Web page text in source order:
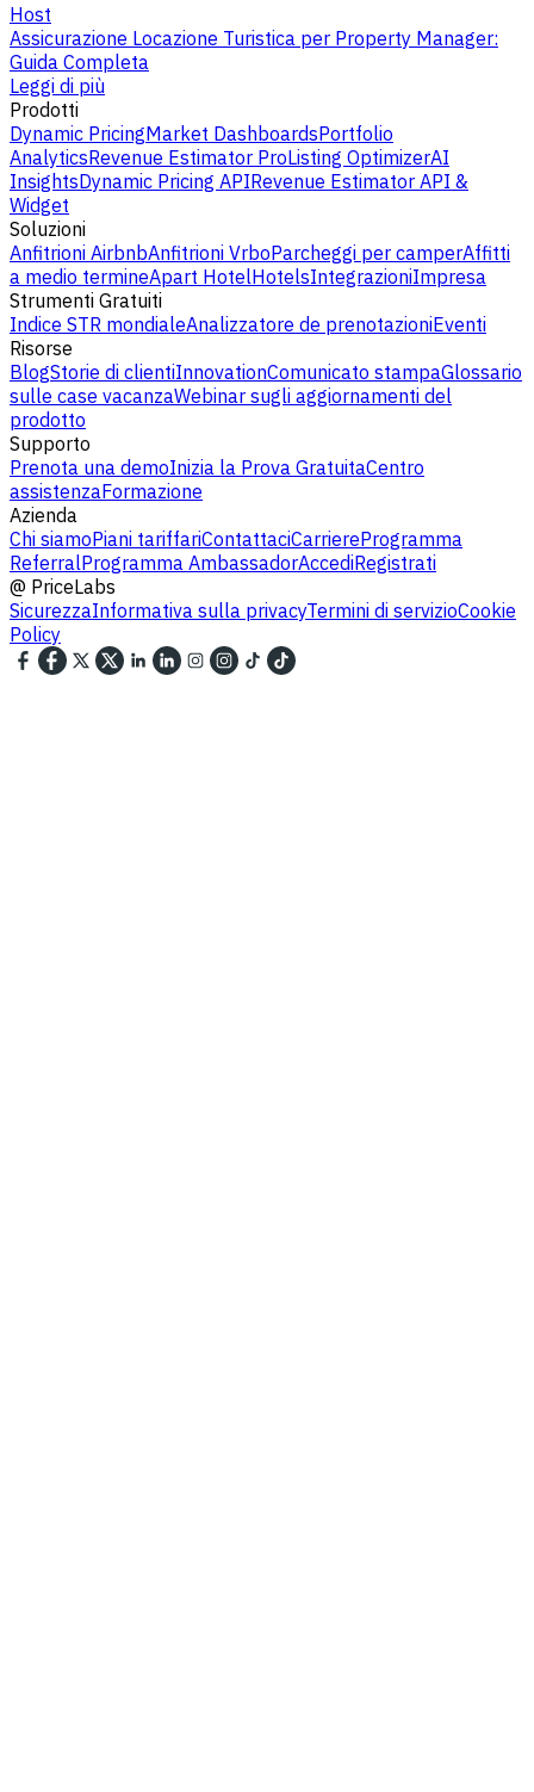
Host
Assicurazione Locazione Turistica per Property Manager:
Guida Completa
Leggi di più
Prodotti
Dynamic PricingMarket DashboardsPortfolio
AnalyticsRevenue Estimator ProListing OptimizerAI
InsightsDynamic Pricing APIRevenue Estimator API &
Widget
Soluzioni
Anfitrioni AirbnbAnfitrioni VrboParcheggi per camperAffitti
a medio termineApart HotelHotelsIntegrazioniImpresa
Strumenti Gratuiti
Indice STR mondialeAnalizzatore de prenotazioniEventi
Risorse
BlogStorie di clientiInnovationComunicato stampaGlossario
sulle case vacanzaWebinar sugli aggiornamenti del
prodotto
Supporto
Prenota una demoInizia la Prova GratuitaCentro
assistenzaFormazione
Azienda
Chi siamoPiani tariffariContattaciCarriereProgramma
ReferralProgramma AmbassadorAccediRegistrati
@ PriceLabs
SicurezzaInformativa sulla privacyTermini di servizioCookie
Policy